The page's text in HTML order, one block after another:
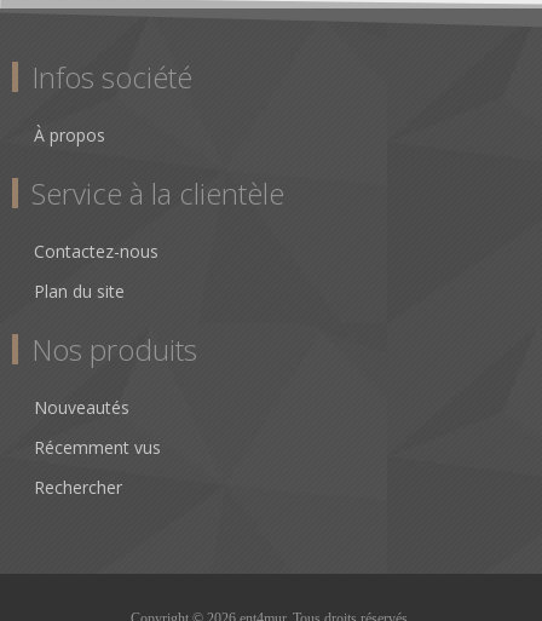
Infos société
À propos
Service à la clientèle
Contactez-nous
Plan du site
Nos produits
Nouveautés
Récemment vus
Rechercher